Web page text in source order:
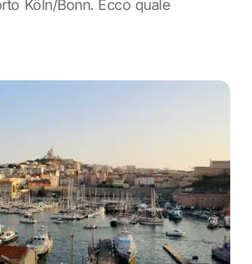
Köln/Bonn. Ecco quale